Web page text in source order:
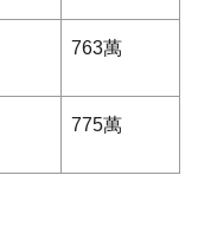
763萬
775萬